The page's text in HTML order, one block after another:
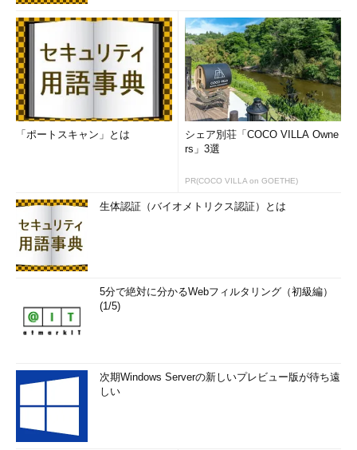
「ポートスキャン」とは
シェア別荘「COCO VILLA Owne
rs」3選
PR(COCO VILLA on GOETHE)
生体認証（バイオメトリクス認証）とは
5分で絶対に分かるWebフィルタリング（初級編）
(1/5)
次期Windows Serverの新しいプレビュー版が待ち遠
しい